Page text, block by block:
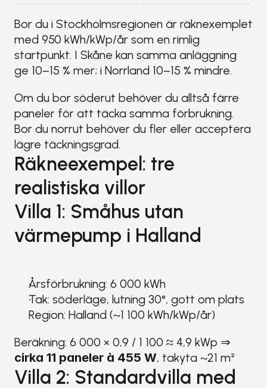
Bor du i Stockholmsregionen är räknexemplet
med 950 kWh/kWp/år som en rimlig
startpunkt. I Skåne kan samma anläggning
ge 10–15 % mer; i Norrland 10–15 % mindre.
Om du bor söderut behöver du alltså färre
paneler för att täcka samma förbrukning.
Bor du norrut behöver du fler eller acceptera
lägre täckningsgrad.
Räkneexempel: tre
realistiska villor
Villa 1: Småhus utan
värmepump i Halland
Årsförbrukning: 6 000 kWh
Tak: söderläge, lutning 30°, gott om plats
Region: Halland (~1 100 kWh/kWp/år)
cirka 11 paneler à 455 W, takyta ~21 m²
Villa 2: Standardvilla med